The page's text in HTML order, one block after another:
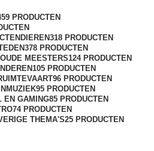
PRODUCTEN
DIEREN318 PRODUCTEN
378 PRODUCTEN
OUDE MEESTERS124 PRODUCTEN
105 PRODUCTEN
96 PRODUCTEN
MUZIEK95 PRODUCTEN
EN GAMING85 PRODUCTEN
74 PRODUCTEN
THEMA'S25 PRODUCTEN